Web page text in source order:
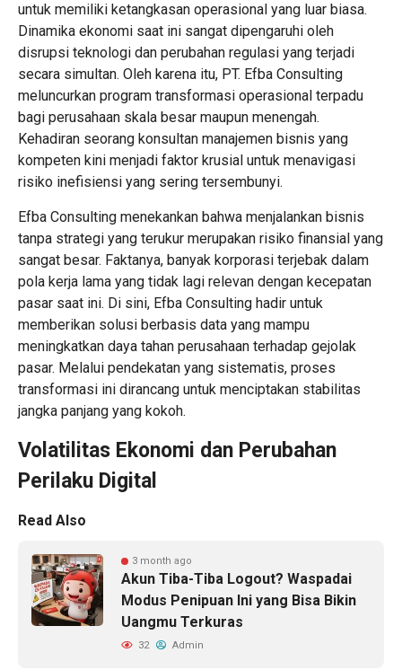
untuk memiliki ketangkasan operasional yang luar biasa.
Dinamika ekonomi saat ini sangat dipengaruhi oleh
disrupsi teknologi dan perubahan regulasi yang terjadi
secara simultan. Oleh karena itu, PT. Efba Consulting
meluncurkan program transformasi operasional terpadu
bagi perusahaan skala besar maupun menengah.
Kehadiran seorang konsultan manajemen bisnis yang
kompeten kini menjadi faktor krusial untuk menavigasi
risiko inefisiensi yang sering tersembunyi.
Efba Consulting menekankan bahwa menjalankan bisnis
tanpa strategi yang terukur merupakan risiko finansial yang
sangat besar. Faktanya, banyak korporasi terjebak dalam
pola kerja lama yang tidak lagi relevan dengan kecepatan
pasar saat ini. Di sini, Efba Consulting hadir untuk
memberikan solusi berbasis data yang mampu
meningkatkan daya tahan perusahaan terhadap gejolak
pasar. Melalui pendekatan yang sistematis, proses
transformasi ini dirancang untuk menciptakan stabilitas
jangka panjang yang kokoh.
Volatilitas Ekonomi dan Perubahan
Perilaku Digital
Read Also
3 month ago
Akun Tiba-Tiba Logout? Waspadai
Modus Penipuan Ini yang Bisa Bikin
Uangmu Terkuras
32 Admin